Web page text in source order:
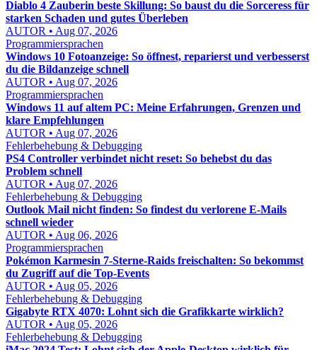
Diablo 4 Zauberin beste Skillung: So baust du die Sorceress für
starken Schaden und gutes Überleben
AUTOR • Aug 07, 2026
Programmiersprachen
Windows 10 Fotoanzeige: So öffnest, reparierst und verbesserst
du die Bildanzeige schnell
AUTOR • Aug 07, 2026
Programmiersprachen
Windows 11 auf altem PC: Meine Erfahrungen, Grenzen und
klare Empfehlungen
AUTOR • Aug 07, 2026
Fehlerbehebung & Debugging
PS4 Controller verbindet nicht reset: So behebst du das
Problem schnell
AUTOR • Aug 07, 2026
Fehlerbehebung & Debugging
Outlook Mail nicht finden: So findest du verlorene E-Mails
schnell wieder
AUTOR • Aug 06, 2026
Programmiersprachen
Pokémon Karmesin 7-Sterne-Raids freischalten: So bekommst
du Zugriff auf die Top-Events
AUTOR • Aug 05, 2026
Fehlerbehebung & Debugging
Gigabyte RTX 4070: Lohnt sich die Grafikkarte wirklich?
AUTOR • Aug 05, 2026
Fehlerbehebung & Debugging